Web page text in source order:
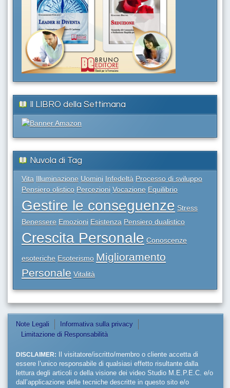
Il LIBRO della Settimana
Nuvola di Tag
Vita Illuminazione Uomini Infedeltà Processo di sviluppo
Pensiero olistico Percezioni Vocazione Equilibrio
Gestire le conseguenze Stress
Benessere Emozioni Esistenza Pensiero dualistico
Crescita Personale Conoscenze
esoteriche Esoterismo Miglioramento
Personale Vitalità
Note Legali
Informativa sulla privacy
Limitazione di Responsabilità
DISCLAIMER: Il visitatore/iscritto/membro o cliente accetta di
essere l’unico responsabile di qualsiasi effetto risultante dalla
lettura degli articoli o della visione dei video Studio M.E.P.E.C. e/o
dall’applicazione delle tecniche descritte in questo sito e/o